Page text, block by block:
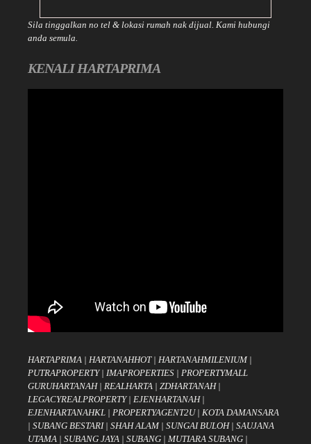
Sila tinggalkan no tel & lokasi rumah nak dijual. Kami hubungi
anda semula.
KENALI HARTAPRIMA
HARTAPRIMA | HARTANAHHOT| HARTANAHMILENIUM|
PUTRAPROPERTY| IMAPROPERTIES | PROPERTYMALL
GURUHARTANAH| REALHARTA | ZDHARTANAH|
LEGACYREALPROPERTY| EJENHARTANAH|
EJENHARTANAHKL | PROPERTYAGENT2U| KOTA DAMANSARA
| SUBANG BESTARI| SHAH ALAM| SUNGAI BULOH| SAUJANA
UTAMA | SUBANG JAYA | SUBANG | MUTIARA SUBANG |